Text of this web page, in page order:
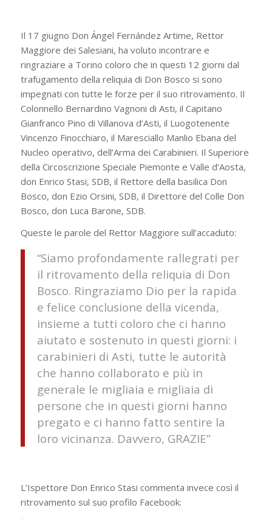
Il 17 giugno Don Ángel Fernández Artime, Rettor
Maggiore dei Salesiani, ha voluto incontrare e
ringraziare a Torino coloro che in questi 12 giorni dal
trafugamento della reliquia di Don Bosco si sono
impegnati con tutte le forze per il suo ritrovamento. Il
Colonnello Bernardino Vagnoni di Asti, il Capitano
Gianfranco Pino di Villanova d’Asti, il Luogotenente
Vincenzo Finocchiaro, il Maresciallo Manlio Ebana del
Nucleo operativo, dell’Arma dei Carabinieri. Il Superiore
della Circoscrizione Speciale Piemonte e Valle d’Aosta,
don Enrico Stasi, SDB, il Rettore della basilica Don
Bosco, don Ezio Orsini, SDB, il Direttore del Colle Don
Bosco, don Luca Barone, SDB.
Queste le parole del Rettor Maggiore sull’accaduto:
“Siamo profondamente rallegrati per
il ritrovamento della reliquia di Don
Bosco. Ringraziamo Dio per la rapida
e felice conclusione della vicenda,
insieme a tutti coloro che ci hanno
aiutato e sostenuto in questi giorni: i
carabinieri di Asti, tutte le autorità
che hanno collaborato e più in
generale le migliaia e migliaia di
persone che in questi giorni hanno
pregato e ci hanno fatto sentire la
loro vicinanza. Davvero, GRAZIE”
L’Ispettore Don Enrico Stasi commenta invece così il
ritrovamento sul suo profilo Facebook: